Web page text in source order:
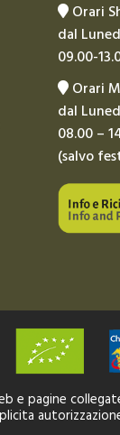
Orari
dal
09.00-
Orari
dal
08.00 –
(salvo
e pagine